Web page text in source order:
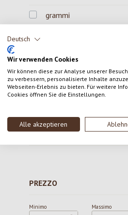
Deutsch
Wir verwenden Cookies
Wir können diese zur Analyse unserer
zu verbessern, personalisierte Inhalte
Webseiten-Erlebnis zu bieten. Für weitere
Cookies öffnen Sie die Einstellungen.
Alle akzeptieren
grammi
mazzo
pezzi
vaschette
regionale
PREZZO
Minimo Massimo